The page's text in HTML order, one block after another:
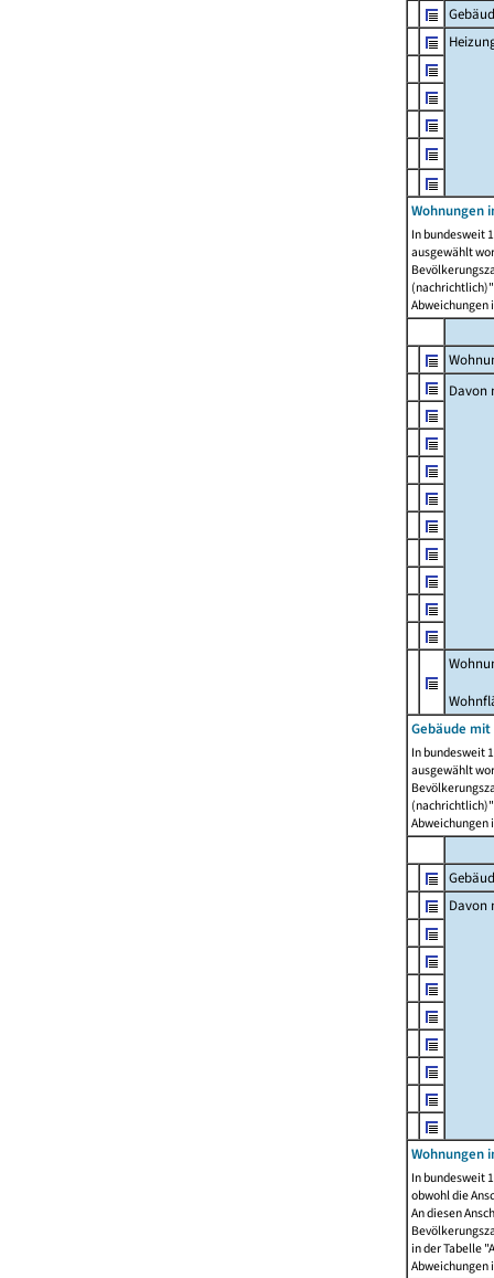
Wohnungen
In bundesweit
ausgewählt
Abweichungen
Davon
Gebäude
In bundesweit
ausgewählt
Abweichungen
Davon
Wohnungen
In bundesweit
obwohl die
An diesen
in der Tabelle
Abweichungen